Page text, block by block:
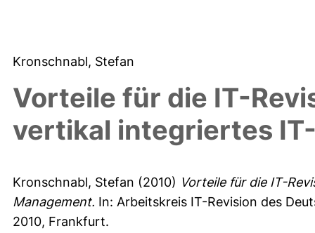
Kronschnabl, Stefan
Vorteile für die IT-
vertikal integriertes
Kronschnabl, Stefan (2010) Vorteile für die IT-
Management. In: Arbeitskreis IT-Revision des
2010, Frankfurt.